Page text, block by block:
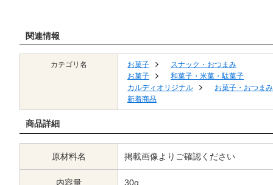
関連情報
カテゴリ名 お菓子
スナック・おつまみ
お菓子
和菓子・米菓・駄菓子
カルディオリジナル
お菓子・おつまみ
新着商品
商品詳細
原材料名 掲載画像よりご確認ください
内容量 30g